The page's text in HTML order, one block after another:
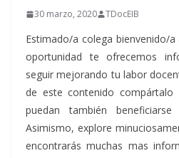
30 marzo, 2020 TDocEIB
Estimado/a colega bienvenido/
oportunidad te ofrecemos
seguir mejorando tu labor
de este contenido
puedan también
Asimismo, explore
encontrarás muchas mas